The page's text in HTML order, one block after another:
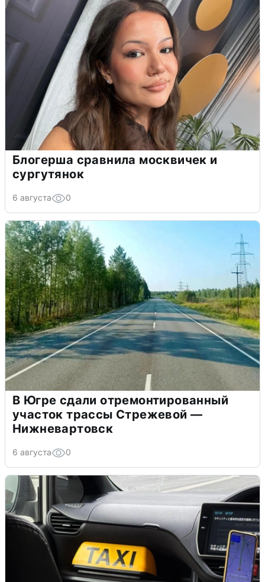
Блогерша сравнила москвичек и
сургутянок
6 августа 0
В Югре сдали отремонтированный
участок трассы Стрежевой —
Нижневартовск
6 августа 0